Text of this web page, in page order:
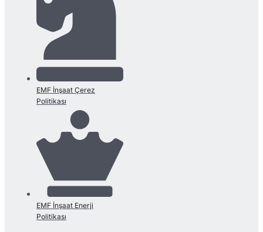
EMF İnşaat Çerez
Politikası
EMF İnşaat Enerji
Politikası